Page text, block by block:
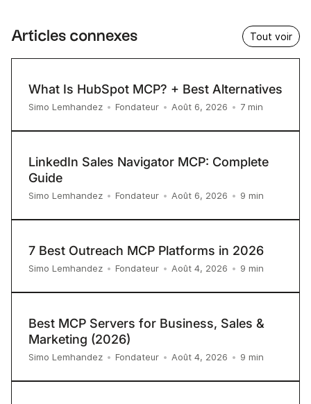
Articles connexes Tout voir
What Is HubSpot MCP? + Best Alternatives
Simo Lemhandez • Fondateur • Août 6, 2026 • 7 min
LinkedIn Sales Navigator MCP: Complete
Guide
Simo Lemhandez • Fondateur • Août 6, 2026 • 9 min
7 Best Outreach MCP Platforms in 2026
Simo Lemhandez • Fondateur • Août 4, 2026 • 9 min
Best MCP Servers for Business, Sales &
Marketing (2026)
Simo Lemhandez • Fondateur • Août 4, 2026 • 9 min